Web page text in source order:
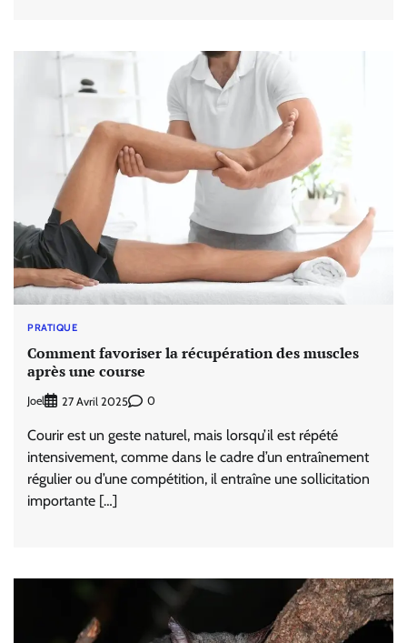
PRATIQUE
Comment favoriser la récupération des muscles
après une course
Joel 27 Avril 2025 0
Courir est un geste naturel, mais lorsqu’il est répété
intensivement, comme dans le cadre d’un entraînement
régulier ou d’une compétition, il entraîne une sollicitation
importante […]